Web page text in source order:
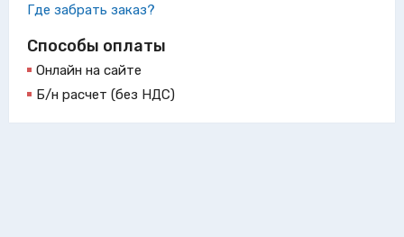
Где забрать заказ?
Способы оплаты
Онлайн на сайте
Б/н расчет (без НДС)